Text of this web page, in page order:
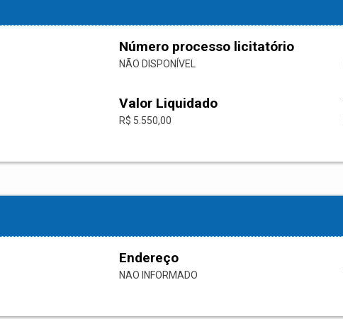
Número processo licitatório
NÃO DISPONÍVEL
Valor Liquidado
R$ 5.550,00
Endereço
NAO INFORMADO